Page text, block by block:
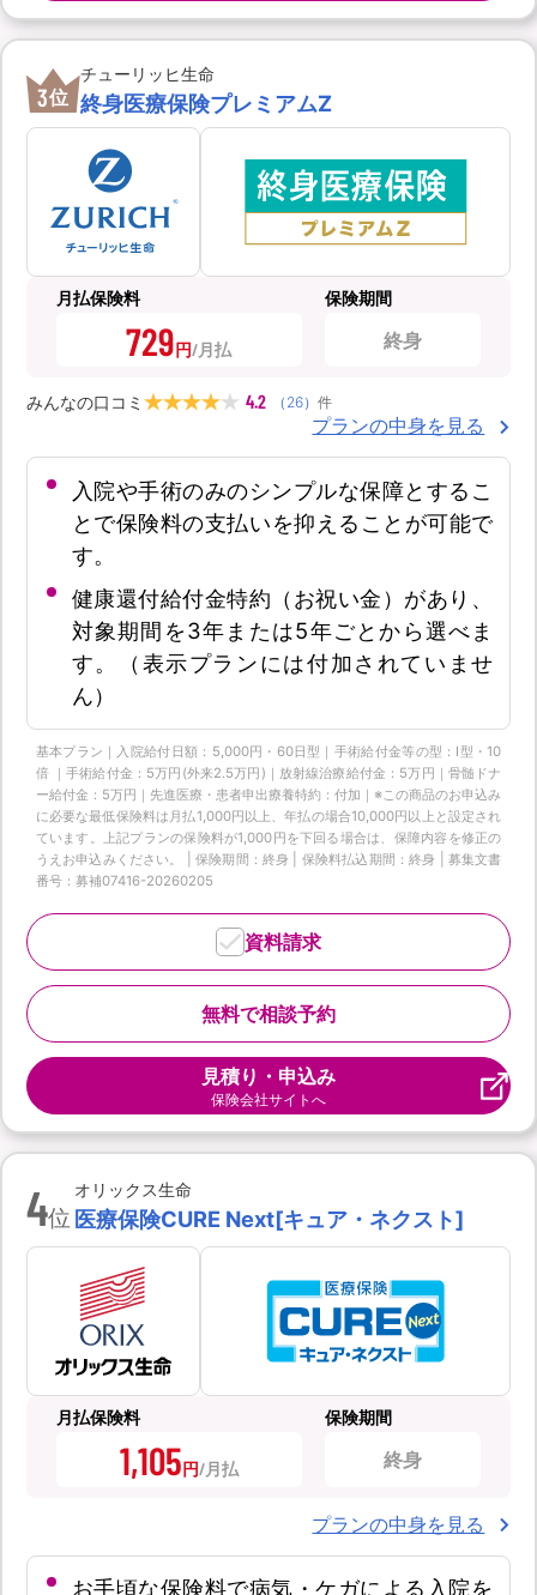
3位
チューリッヒ生命
終身医療保険プレミアムZ
月払保険料
729円
保険期間
終身
みんなの口コミ 4.2 （ 26） 件
プランの中身を見る
入院や手術のみのシンプルな保障とするこ
とで保険料の支払いを抑えることが可能で
す。
健康還付給付金特約（お祝い金）があり、
対象期間を3年または5年ごとから選べま
す。（表示プランには付加されていませ
ん）
基本プラン｜入院給付日額：5,000円・60日型｜手術給付金等の型：Ⅰ型・10
倍 ｜手術給付金：5万円(外来2.5万円)｜放射線治療給付金：5万円｜骨髄ドナ
ー給付金：5万円｜先進医療・患者申出療養特約：付加｜※この商品のお申込み
に必要な最低保険料は月払1,000円以上、年払の場合10,000円以上と設定され
ています。上記プランの保険料が1,000円を下回る場合は、保障内容を修正の
うえお申込みください。 | 保険期間：終身 | 保険料払込期間：終身 | 募集文書
番号：募補07416-20260205
無料で相談予約
資料請求
見積り・申込み
保険会社サイトへ
4位
オリックス生命
医療保険CURE Next[キュア・ネクスト]
月払保険料
1,105円
保険期間
終身
プランの中身を見る
お手頃な保険料で病気・ケガによる入院を